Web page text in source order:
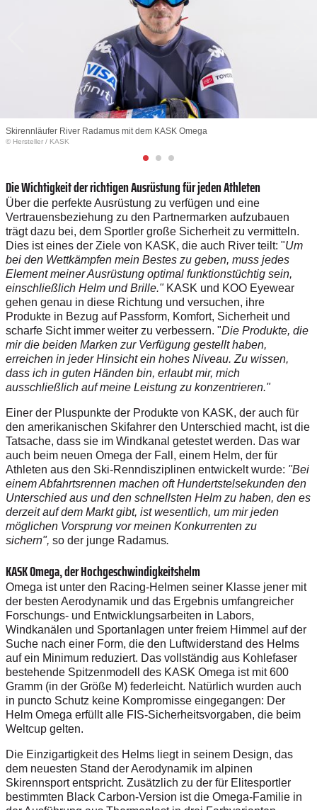
Skirennläufer River Radamus mit dem KASK Omega
© Hersteller / KASK
Die Wichtigkeit der richtigen Ausrüstung für jeden Athleten
Über die perfekte Ausrüstung zu verfügen und eine
Vertrauensbeziehung zu den Partnermarken aufzubauen
trägt dazu bei, dem Sportler große Sicherheit zu vermitteln.
Dies ist eines der Ziele von KASK, die auch River teilt: "Um
bei den Wettkämpfen mein Bestes zu geben, muss jedes
Element meiner Ausrüstung optimal funktionstüchtig sein,
einschließlich Helm und Brille."KASK und KOO Eyewear
gehen genau in diese Richtung und versuchen, ihre
Produkte in Bezug auf Passform, Komfort, Sicherheit und
scharfe Sicht immer weiter zu verbessern. "Die Produkte, die
mir die beiden Marken zur Verfügung gestellt haben,
erreichen in jeder Hinsicht ein hohes Niveau. Zu wissen,
dass ich in guten Händen bin, erlaubt mir, mich
ausschließlich auf meine Leistung zu konzentrieren."
Einer der Pluspunkte der Produkte von KASK, der auch für
den amerikanischen Skifahrer den Unterschied macht, ist die
Tatsache, dass sie im Windkanal getestet werden. Das war
auch beim neuen Omega der Fall, einem Helm, der für
Athleten aus den Ski-Renndisziplinen entwickelt wurde: "Bei
einem Abfahrtsrennen machen oft Hundertstelsekunden den
Unterschied aus und den schnellsten Helm zu haben, den es
derzeit auf dem Markt gibt, ist wesentlich, um mir jeden
möglichen Vorsprung vor meinen Konkurrenten zu
sichern", so der junge Radamus.
KASK Omega, der Hochgeschwindigkeitshelm
Omega ist unter den Racing-Helmen seiner Klasse jener mit
der besten Aerodynamik und das Ergebnis umfangreicher
Forschungs- und Entwicklungsarbeiten in Labors,
Windkanälen und Sportanlagen unter freiem Himmel auf der
Suche nach einer Form, die den Luftwiderstand des Helms
auf ein Minimum reduziert. Das vollständig aus Kohlefaser
bestehende Spitzenmodell des KASK Omega ist mit 600
Gramm (in der Größe M) federleicht. Natürlich wurden auch
in puncto Schutz keine Kompromisse eingegangen: Der
Helm Omega erfüllt alle FIS-Sicherheitsvorgaben, die beim
Weltcup gelten.
Die Einzigartigkeit des Helms liegt in seinem Design, das
dem neuesten Stand der Aerodynamik im alpinen
Skirennsport entspricht. Zusätzlich zu der für Elitesportler
bestimmten Black Carbon-Version ist die Omega-Familie in